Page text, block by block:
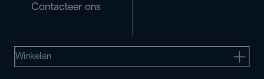
Contacteer ons
Winkelen